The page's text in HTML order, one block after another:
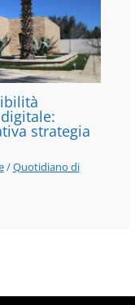
strategia
/Quotidiano di